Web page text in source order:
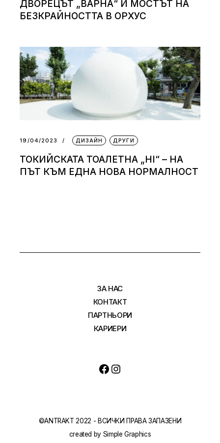
ДВОРЕЦЪТ „ВАРНА“ И МОСТЪТ НА
БЕЗКРАЙНОСТТА В ОРХУС
19/04/2023 ДИЗАЙН ДРУГИ
ТОКИЙСКАТА ТОАЛЕТНА „HI“ – НА
ПЪТ КЪМ ЕДНА НОВА НОРМАЛНОСТ
ЗА НАС
КОНТАКТ
ПАРТНЬОРИ
КАРИЕРИ
©ANTRAKT 2022 - ВСИЧКИ ПРАВА ЗАПАЗЕНИ
created by Simple Graphics